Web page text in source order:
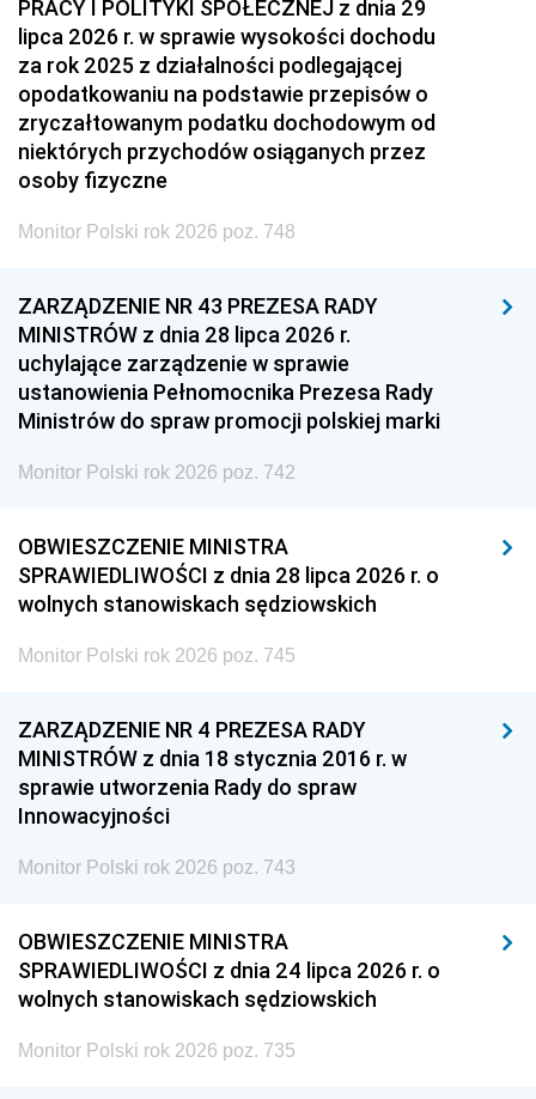
PRACY I POLITYKI SPOŁECZNEJ z dnia 29
lipca 2026 r. w sprawie wysokości dochodu
za rok 2025 z działalności podlegającej
opodatkowaniu na podstawie przepisów o
zryczałtowanym podatku dochodowym od
niektórych przychodów osiąganych przez
osoby fizyczne
Monitor Polski rok 2026 poz. 748
ZARZĄDZENIE NR 43 PREZESA RADY
MINISTRÓW z dnia 28 lipca 2026 r.
uchylające zarządzenie w sprawie
ustanowienia Pełnomocnika Prezesa Rady
Ministrów do spraw promocji polskiej marki
Monitor Polski rok 2026 poz. 742
OBWIESZCZENIE MINISTRA
SPRAWIEDLIWOŚCI z dnia 28 lipca 2026 r. o
wolnych stanowiskach sędziowskich
Monitor Polski rok 2026 poz. 745
ZARZĄDZENIE NR 4 PREZESA RADY
MINISTRÓW z dnia 18 stycznia 2016 r. w
sprawie utworzenia Rady do spraw
Innowacyjności
Monitor Polski rok 2026 poz. 743
OBWIESZCZENIE MINISTRA
SPRAWIEDLIWOŚCI z dnia 24 lipca 2026 r. o
wolnych stanowiskach sędziowskich
Monitor Polski rok 2026 poz. 735